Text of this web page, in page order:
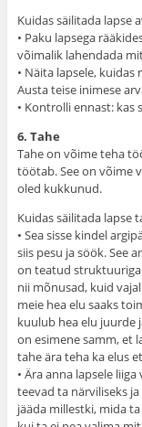
Kuidas säilitada lapse
• Paku lapsega
võimalik lahendada
• Näita lapsele,
Austa teise inimese
• Kontrolli ennast:
6. Tahe
Tahe on võime teha
töötab. See on võime
oled kukkunud.
Kuidas säilitada lapse
• Sea sisse kindel
siis pesu ja söök. See
on teatud
nii mõnusad, kuid
meie hea elu saaks
kuulub hea elu juurde
on esimene samm, et
tahe ära teha ka elus
• Ära anna lapsele
teevad ta närviliseks
jääda millestki, mida